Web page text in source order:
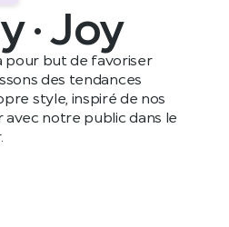
· Joy
pour but de favoriser
des tendances
style, inspiré de nos
avec notre public dans le